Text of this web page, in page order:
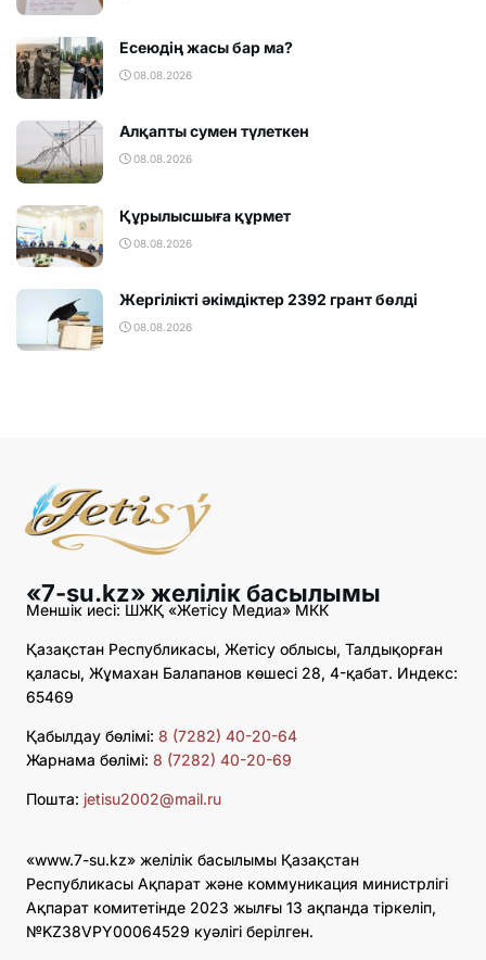
Есеюдің жасы бар ма?
08.08.2026
Алқапты сумен түлеткен
08.08.2026
Құрылысшыға құрмет
08.08.2026
Жергілікті әкімдіктер 2392 грант бөлді
08.08.2026
«7-su.kz» желілік басылымы
Меншік иесі: ШЖҚ «Жетісу Медиа» МКК
Қазақстан Республикасы, Жетісу облысы, Талдықорған
қаласы, Жұмахан Балапанов көшесі 28, 4-қабат. Индекс:
65469
Қабылдау бөлімі: 8 (7282) 40-20-64
Жарнама бөлімі: 8 (7282) 40-20-69
Пошта: jetisu2002@mail.ru
«www.7-su.kz» желілік басылымы Қазақстан
Республикасы Ақпарат және коммуникация министрлігі
Ақпарат комитетінде 2023 жылғы 13 ақпанда тіркеліп,
№KZ38VPY00064529 куәлігі берілген.